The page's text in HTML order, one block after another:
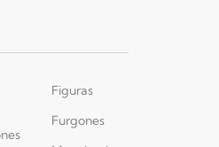
Figuras
Furgones